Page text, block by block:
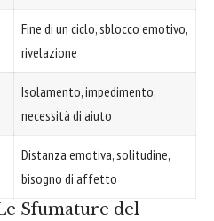
Fine di un ciclo, sblocco emotivo,
rivelazione
Isolamento, impedimento,
necessità di aiuto
Distanza emotiva, solitudine,
bisogno di affetto
Sfumature del